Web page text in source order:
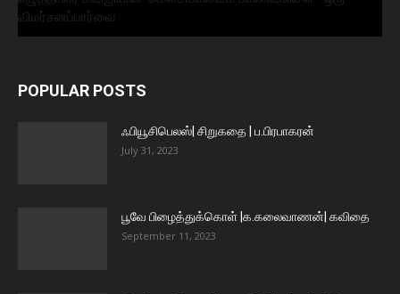
விமர்சனப்பார்வை
POPULAR POSTS
ஃபியூசிபெலஸ்| சிறுகதை | ப.பிரபாகரன்
July 31, 2023
பூவே பிழைத்துக்கொள் |க.கலைவாணன்| கவிதை
September 11, 2023